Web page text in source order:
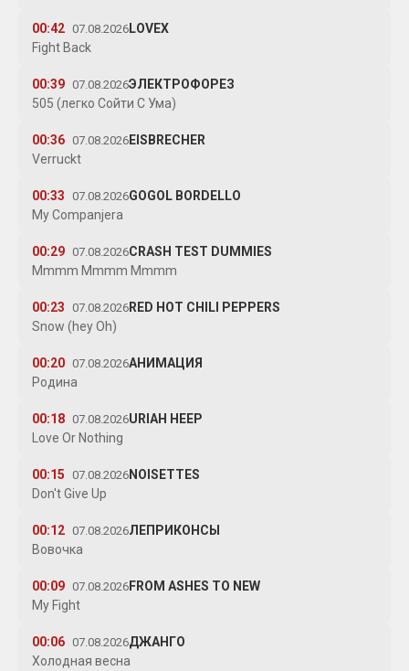
00:42 07.08.2026 LOVEX
Fight Back
00:39 07.08.2026ЭЛЕКТРОФОРЕЗ
505 (легко Сойти С Ума)
00:36 07.08.2026 EISBRECHER
Verruckt
00:33 07.08.2026GOGOL BORDELLO
My Companjera
00:29 07.08.2026CRASH TEST DUMMIES
Mmmm Mmmm Mmmm
00:23 07.08.2026 RED HOT CHILI PEPPERS
Snow (hey Oh)
00:20 07.08.2026АНИМАЦИЯ
Родина
00:18 07.08.2026URIAH HEEP
Love Or Nothing
00:15 07.08.2026 NOISETTES
Don't Give Up
00:12 07.08.2026ЛЕПРИКОНСЫ
Вовочка
00:09 07.08.2026 FROM ASHES TO NEW
My Fight
00:06 07.08.2026ДЖАНГО
Холодная весна